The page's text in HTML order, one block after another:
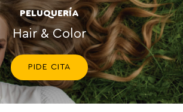
PELUQUERÍA
Hair & Color
PIDE CITA